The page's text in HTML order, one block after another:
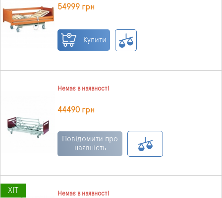
54999 грн
Купити
Немає в наявності
44490 грн
Повідомити про
наявність
ХІТ
Немає в наявності